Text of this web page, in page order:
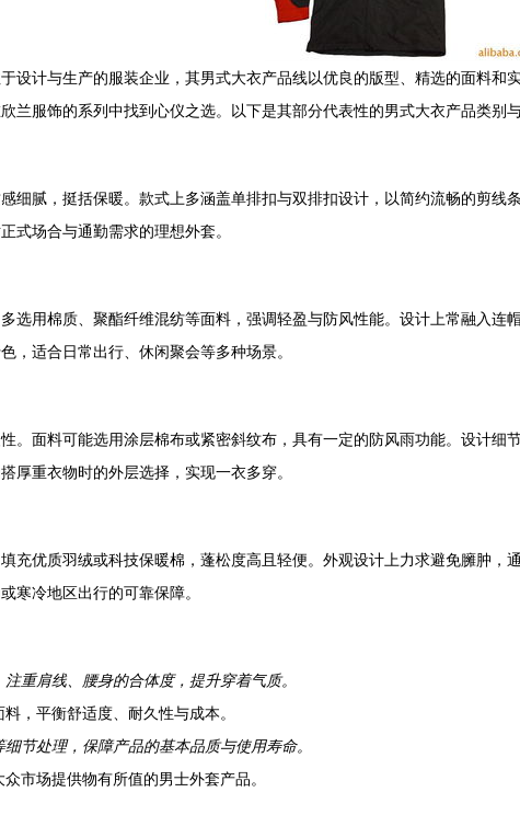
设计与生产的服装企业，其男式大衣产品线以优良的版型、精选的面料
兰服饰的系列中找到心仪之选。以下是其部分代表性的男式大衣产品类别
细腻，挺括保暖。款式上多涵盖单排扣与双排扣设计，以简约流畅的剪
式场合与通勤需求的理想外套。
选用棉质、聚酯纤维混纺等面料，强调轻盈与防风性能。设计上常融入
，适合日常出行、休闲聚会等多种场景。
。面料可能选用涂层棉布或紧密斜纹布，具有一定的防风雨功能。设计
厚重衣物时的外层选择，实现一衣多穿。
充优质羽绒或科技保暖棉，蓬松度高且轻便。外观设计上力求避免臃肿
寒冷地区出行的可靠保障。
重肩线、腰身的合体度，提升穿着气质。
，平衡舒适度、耐久性与成本。
节处理，保障产品的基本品质与使用寿命。
市场提供物有所值的男士外套产品。